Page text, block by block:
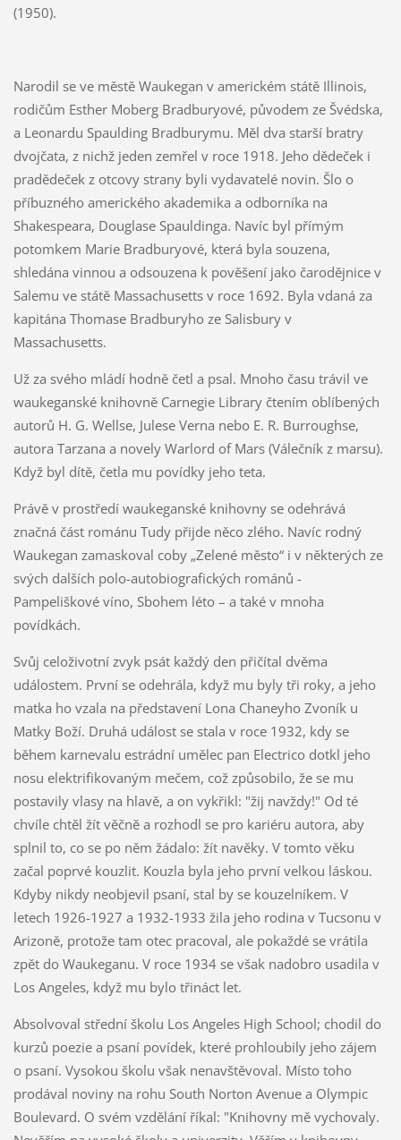
(1950).
Narodil se ve městě Waukegan v americkém státě Illinois,
rodičům Esther Moberg Bradburyové, původem ze Švédska,
a Leonardu Spaulding Bradburymu. Měl dva starší bratry
dvojčata, z nichž jeden zemřel v roce 1918. Jeho dědeček i
pradědeček z otcovy strany byli vydavatelé novin. Šlo o
příbuzného amerického akademika a odborníka na
Shakespeara, Douglase Spauldinga. Navíc byl přímým
potomkem Marie Bradburyové, která byla souzena,
shledána vinnou a odsouzena k pověšení jako čarodějnice v
Salemu ve státě Massachusetts v roce 1692. Byla vdaná za
kapitána Thomase Bradburyho ze Salisbury v
Massachusetts.
Už za svého mládí hodně četl a psal. Mnoho času trávil ve
waukeganské knihovně Carnegie Library čtením oblíbených
autorů H. G. Wellse, Julese Verna nebo E. R. Burroughse,
autora Tarzana a novely Warlord of Mars (Válečník z marsu).
Když byl dítě, četla mu povídky jeho teta.
Právě v prostředí waukeganské knihovny se odehrává
značná část románu Tudy přijde něco zlého. Navíc rodný
Waukegan zamaskoval coby „Zelené město“ i v některých ze
svých dalších polo-autobiografických románů -
Pampeliškové víno, Sbohem léto – a také v mnoha
povídkách.
Svůj celoživotní zvyk psát každý den přičítal dvěma
událostem. První se odehrála, když mu byly tři roky, a jeho
matka ho vzala na představení Lona Chaneyho Zvoník u
Matky Boží. Druhá událost se stala v roce 1932, kdy se
během karnevalu estrádní umělec pan Electrico dotkl jeho
nosu elektrifikovaným mečem, což způsobilo, že se mu
postavily vlasy na hlavě, a on vykřikl: "žij navždy!" Od té
chvíle chtěl žít věčně a rozhodl se pro kariéru autora, aby
splnil to, co se po něm žádalo: žít navěky. V tomto věku
začal poprvé kouzlit. Kouzla byla jeho první velkou láskou.
Kdyby nikdy neobjevil psaní, stal by se kouzelníkem. V
letech 1926-1927 a 1932-1933 žila jeho rodina v Tucsonu v
Arizoně, protože tam otec pracoval, ale pokaždé se vrátila
zpět do Waukeganu. V roce 1934 se však nadobro usadila v
Los Angeles, když mu bylo třináct let.
Absolvoval střední školu Los Angeles High School; chodil do
kurzů poezie a psaní povídek, které prohloubily jeho zájem
o psaní. Vysokou školu však nenavštěvoval. Místo toho
prodával noviny na rohu South Norton Avenue a Olympic
Boulevard. O svém vzdělání říkal: "Knihovny mě vychovaly.